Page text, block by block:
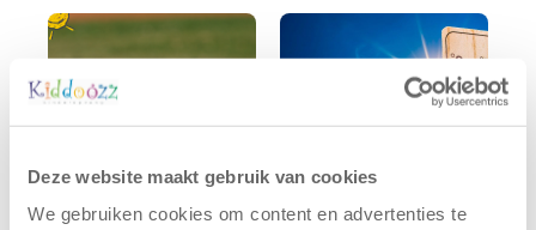
Deze website maakt gebruik van cookies
We gebruiken cookies om content en advertenties te